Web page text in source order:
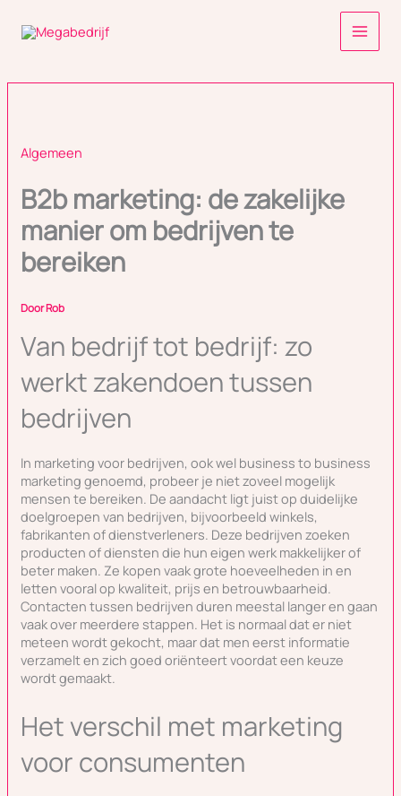
naar
Algemeen
B2b marketing: de zakelijke
manier om bedrijven te
bereiken
DoorRob
Van bedrijf tot bedrijf: zo
werkt zakendoen tussen
bedrijven
In marketing voor bedrijven, ook wel business to business
marketing genoemd, probeer je niet zoveel mogelijk
mensen te bereiken. De aandacht ligt juist op duidelijke
doelgroepen van bedrijven, bijvoorbeeld winkels,
fabrikanten of dienstverleners. Deze bedrijven zoeken
producten of diensten die hun eigen werk makkelijker of
beter maken. Ze kopen vaak grote hoeveelheden in en
letten vooral op kwaliteit, prijs en betrouwbaarheid.
Contacten tussen bedrijven duren meestal langer en gaan
vaak over meerdere stappen. Het is normaal dat er niet
meteen wordt gekocht, maar dat men eerst informatie
verzamelt en zich goed oriënteert voordat een keuze
wordt gemaakt.
Het verschil met marketing
voor consumenten